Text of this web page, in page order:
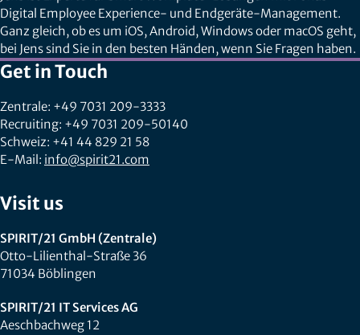
Digital Employee Experience- und Endgeräte-Management.
Ganz gleich, ob es um iOS, Android, Windows oder macOS geht,
bei Jens sind Sie in den besten Händen, wenn Sie Fragen haben.
Get in Touch
Zentrale: +49 7031 209-3333
Recruiting: +49 7031 209-50140
Schweiz: +41 44 829 21 58
E-Mail: info@spirit21.com
Visit us
SPIRIT/21 GmbH (Zentrale)
Otto-Lilienthal-Straße 36
71034 Böblingen
SPIRIT/21 IT Services AG
Aeschbachweg 12